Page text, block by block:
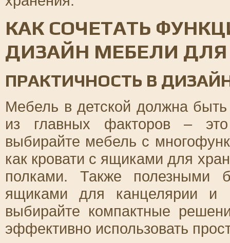
КАК СОЧЕТАТЬ
ДИЗАЙН МЕБЕЛИ
ПРАКТИЧНОСТЬ В
Мебель в детской должна
из главных факторов –
выбирайте мебель с
как кровати с ящиками для
полками. Также полезными
ящиками для канцелярии и
выбирайте компактные
эффективно использовать